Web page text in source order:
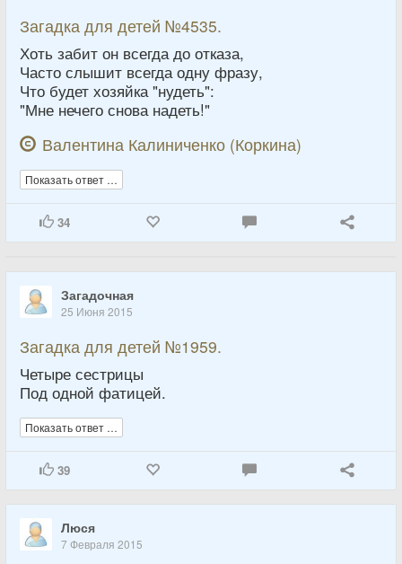
Загадка для детей №4535.
Хоть забит он всегда до отказа,
Часто слышит всегда одну фразу,
Что будет хозяйка "нудеть":
"Мне нечего снова надеть!"
Валентина Калиниченко (Коркина)
Показать ответ …
34
Загадочная
25 Июня 2015
Загадка для детей №1959.
Четыре сестрицы
Под одной фатицей.
Показать ответ …
39
Люся
7 Февраля 2015